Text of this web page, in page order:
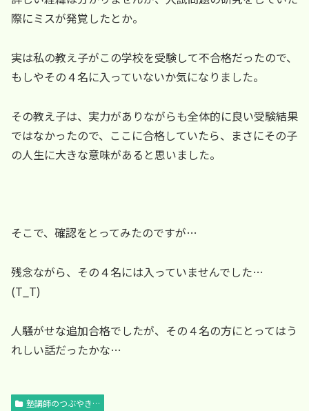
際にミスが発覚したとか。
実は私の教え子がこの学校を受験して不合格だったので、
もしやその４名に入っていないか気になりました。
その教え子は、実力がありながらも全体的に良い受験結果
ではなかったので、ここに合格していたら、まさにその子
の人生に大きな意味があると思いました。
そこで、確認をとってみたのですが…
残念ながら、その４名には入っていませんでした…
(T_T)
人騒がせな追加合格でしたが、その４名の方にとってはう
れしい話だったかな…
塾講師のつぶやき…